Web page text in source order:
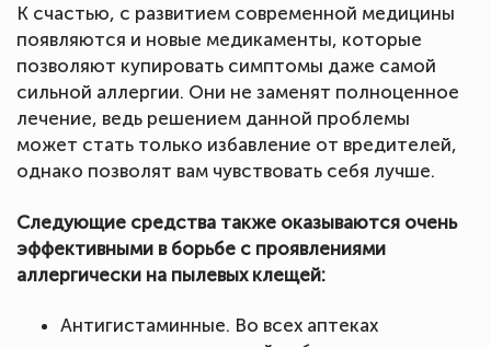
К счастью, с развитием современной медицины
появляются и новые медикаменты, которые
позволяют купировать симптомы даже самой
сильной аллергии. Они не заменят полноценное
лечение, ведь решением данной проблемы
может стать только избавление от вредителей,
однако позволят вам чувствовать себя лучше.
Следующие средства также оказываются очень
эффективными в борьбе с проявлениями
аллергически на пылевых клещей:
Антигистаминные. Во всех аптеках